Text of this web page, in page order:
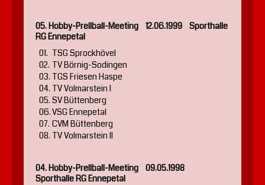
05. Hobby-Prellball-Meeting 12.06.1999 Sporthalle
RG Ennepetal
01. TSG Sprockhövel
02. TV Börnig-Sodingen
03. TGS Friesen Haspe
04. TV Volmarstein I
05. SV Büttenberg
06.VSG Ennepetal
07. CVM Büttenberg
08. TV Volmarstein II
04. Hobby-Prellball-Meeting 09.05.1998
Sporthalle RG Ennepetal